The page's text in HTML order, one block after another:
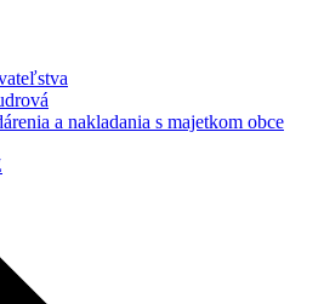
a nakladania s majetkom obce